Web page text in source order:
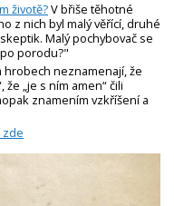
životě?V břiše těhotné
z nich byl malý věřící, druhé
Malý pochybovač se
porodu?"
hrobech neznamenají, že
že „je s ním amen“ čili
znamením vzkříšení a
zde